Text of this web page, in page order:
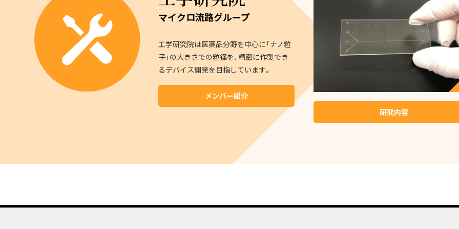
マイクロ流路グループ
工学研究院は医薬品分野を中心に「ナノ粒
子」の大きさでの粒径を、精密に作製でき
るデバイス開発を目指しています。
メンバー紹介
研究内容